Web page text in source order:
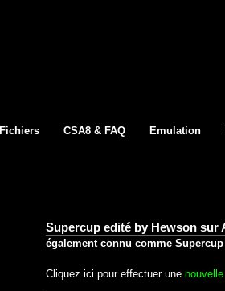
Fichiers CSA8 & FAQ Emulation
Supercup edité by Hewson sur
également connu comme Supercup
Cliquez ici pour effectuer une